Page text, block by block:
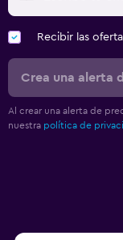
Recibir las
Crea una alerta
Al crear una alerta de
nuestra política de